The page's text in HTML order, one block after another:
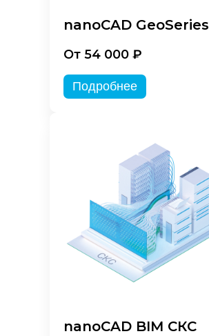
nanoCAD GeoSeries
От 54 000 ₽
Подробнее
nanoCAD BIM СКС